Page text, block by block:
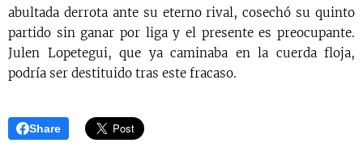
abultada derrota ante su eterno rival, cosechó su quinto
partido sin ganar por liga y el presente es preocupante.
Julen Lopetegui, que ya caminaba en la cuerda floja,
podría ser destituido tras este fracaso.
Share